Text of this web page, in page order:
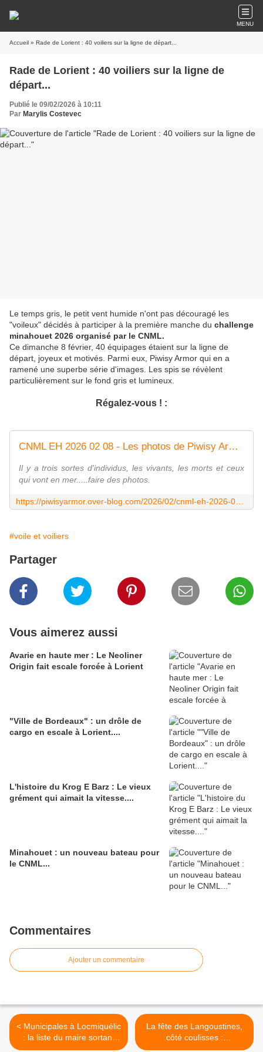
MENU
Accueil » Rade de Lorient : 40 voiliers sur la ligne de départ...
Rade de Lorient : 40 voiliers sur la ligne de
départ...
Publié le 09/02/2026 à 10:11
Par Marylis Costevec
Le temps gris, le petit vent humide n'ont pas découragé les
"voileux" décidés à participer à la première manche du challenge
minahouet 2026 organisé par le CNML.
Ce dimanche 8 février, 40 équipages étaient sur la ligne de
départ, joyeux et motivés. Parmi eux, Piwisy Armor qui en a
ramené une superbe série d'images. Les spis se révèlent
particulièrement sur le fond gris et lumineux.
Régalez-vous ! :
CNML EH 2026 02 08 - Les photos de Piwisy Armor
Il y a trois sortes d'individus, les vivants, les morts et ceux
qui vont en mer.....faire des photos.
#voile et voiliers
Partager
Vous aimerez aussi
Avarie en haute mer : Le Neoliner
Origin fait escale forcée à Lorient
"Ville de Bordeaux" : un drôle de
cargo en escale à Lorient....
L'histoire du Krog E Barz : Le vieux
grément qui aimait la vitesse....
Minahouet : un nouveau bateau pour
le CNML...
Commentaires
Ajouter un commentaire
< Municipales à Locmiquélic
: la liste du maire sortant
entièrement dévoilée
La fête des Langoustines,
côté coulisses :
transmission, passion et